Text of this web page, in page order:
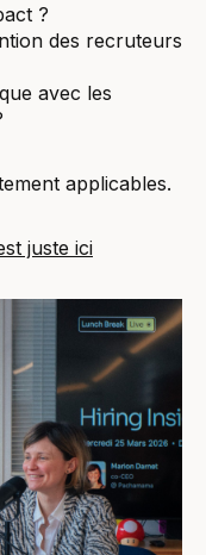
?
des recruteurs
avec les
applicables.
juste ici